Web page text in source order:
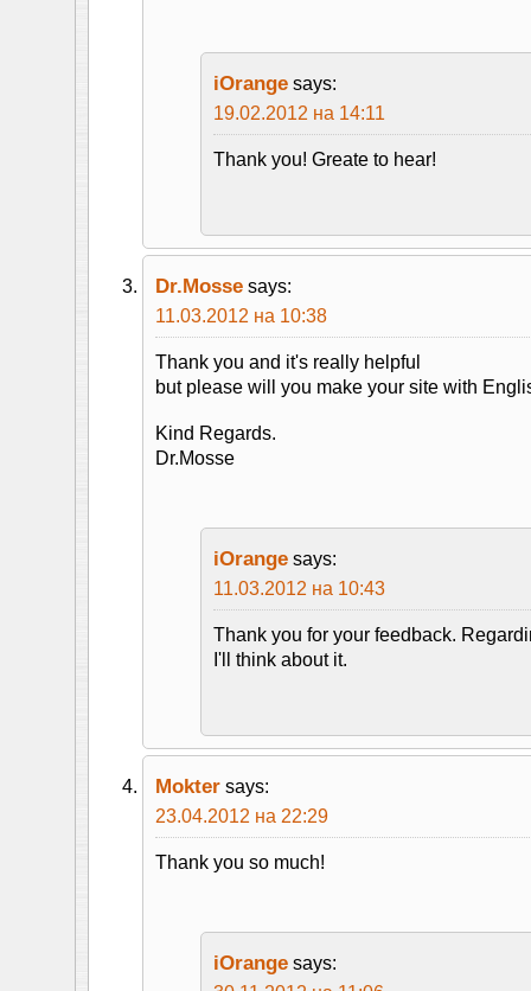
iOrange says:
19.02.2012 на 14:11
Thank you! Greate to hear!
Dr.Mosse says:
11.03.2012 на 10:38
Thank you and it's really helpful
but please will you make your site with
Kind Regards.
Dr.Mosse
iOrange says:
11.03.2012 на 10:43
Thank you for your feedback.
I'll think about it.
Mokter says:
23.04.2012 на 22:29
Thank you so much!
iOrange says: